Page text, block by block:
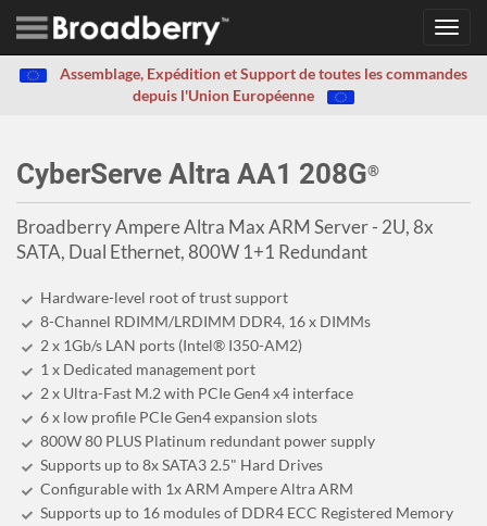
Assemblage, Expédition et Support de toutes les commandes
depuis l'Union Européenne
CyberServe Altra AA1 208G®
Broadberry Ampere Altra Max ARM Server - 2U, 8x
SATA, Dual Ethernet, 800W 1+1 Redundant
Hardware-level root of trust support
8-Channel RDIMM/LRDIMM DDR4, 16 x DIMMs
2 x 1Gb/s LAN ports (Intel® I350-AM2)
1 x Dedicated management port
2 x Ultra-Fast M.2 with PCIe Gen4 x4 interface
6 x low profile PCIe Gen4 expansion slots
800W 80 PLUS Platinum redundant power supply
Supports up to 8x SATA3 2.5" Hard Drives
Configurable with 1x ARM Ampere Altra ARM
Supports up to 16 modules of DDR4 ECC Registered Memory